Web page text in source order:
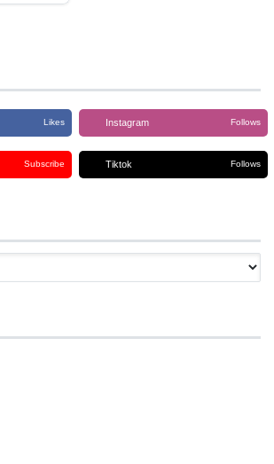
Likes Instagram Follows
Subscribe Tiktok Follows